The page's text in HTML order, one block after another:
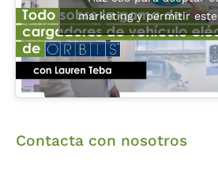
marketing y permitir
Contacta con nosotros